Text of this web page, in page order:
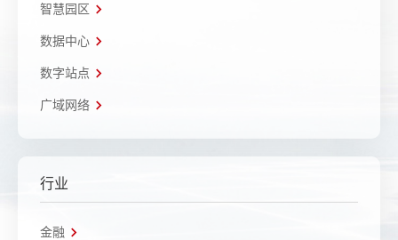
智慧园区
数据中心
数字站点
广域网络
行业
金融